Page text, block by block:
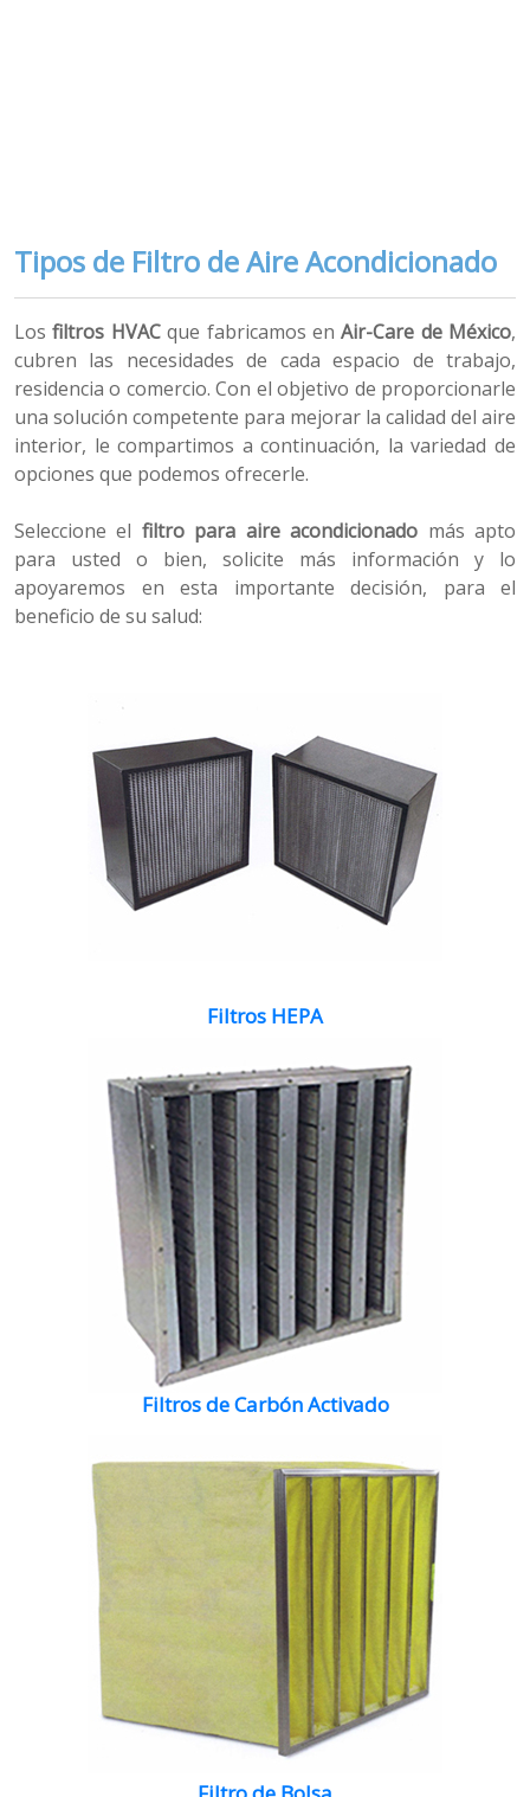
Tipos de Filtro de Aire Acondicionado
Losfiltros HVACque fabricamos enAir-Care de México,
cubren las necesidades de cada espacio de trabajo,
residencia o comercio. Con el objetivo de proporcionarle
una solución competente para mejorar la calidad del aire
interior, le compartimos a continuación, la variedad de
opciones que podemos ofrecerle.
Seleccione el filtro para aire acondicionado más apto
para usted o bien, solicite más información y lo
apoyaremos en esta importante decisión, para el
beneficio de su salud:
Filtros HEPA
Filtros de Carbón Activado